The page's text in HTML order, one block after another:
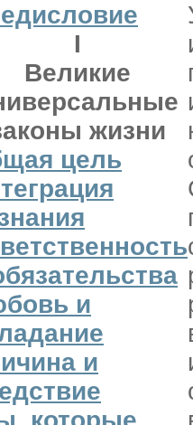
I
Великие
жизни
цель
и
и